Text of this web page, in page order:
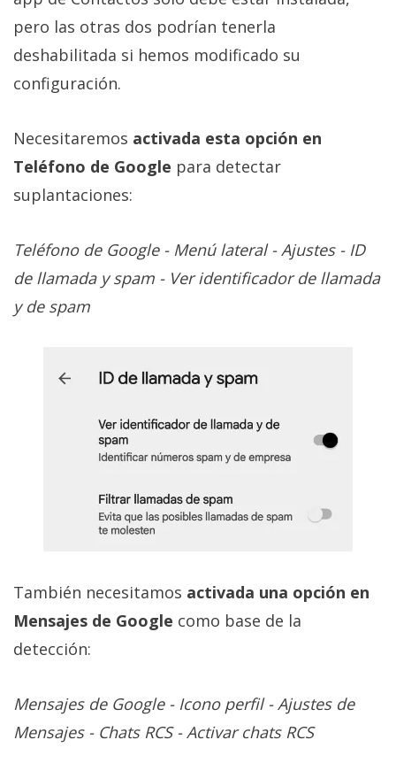
pero las otras dos podrían tenerla
deshabilitada si hemos modificado su
configuración.
Necesitaremos activada esta opción en
Teléfono de Google para detectar
suplantaciones:
Teléfono de Google - Menú lateral - Ajustes - ID
de llamada y spam - Ver identificador de llamada
y de spam
También necesitamos activada una opción en
Mensajes de Google como base de la
detección:
Mensajes de Google - Icono perfil - Ajustes de
Mensajes - Chats RCS - Activar chats RCS